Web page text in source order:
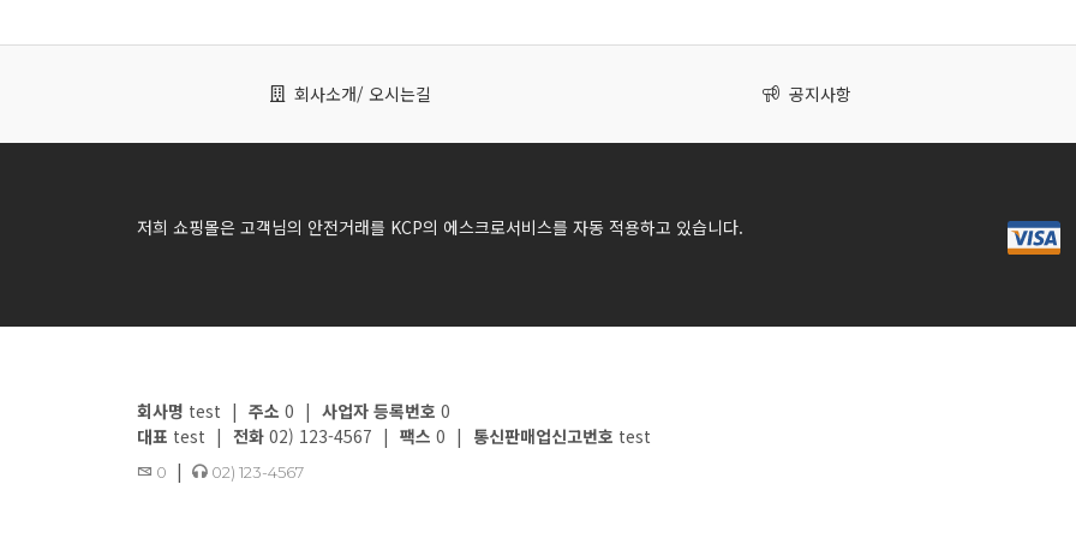
회사소개/ 오시는길 공지사항
저희 쇼핑몰은 고객님의 안전거래를 KCP의 에스크로서비스를 자동 적용하고 있습니다.
회사명 test | 주소 0 | 사업자 등록번호 0
대표 test | 전화 02) 123-4567 | 팩스 0 | 통신판매업신고번호 test
0 | 02) 123-4567